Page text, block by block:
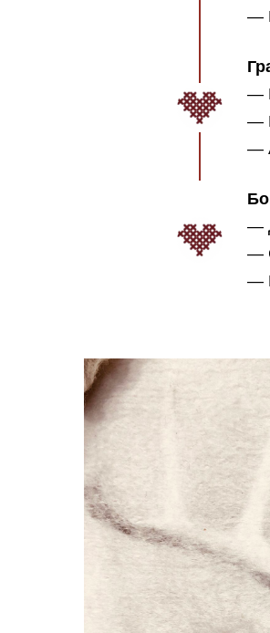
—
—
—
—
—
—
—